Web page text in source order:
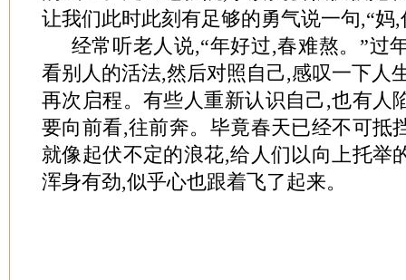
让我们此时此刻有足够的勇气说一句,“妈
经常听老人说,“年好过,春难熬。”过
看别人的活法,然后对照自己,感叹一下人
再次启程。有些人重新认识自己,也有人
要向前看,往前奔。毕竟春天已经不可抵
就像起伏不定的浪花,给人们以向上托举
浑身有劲,似乎心也跟着飞了起来。